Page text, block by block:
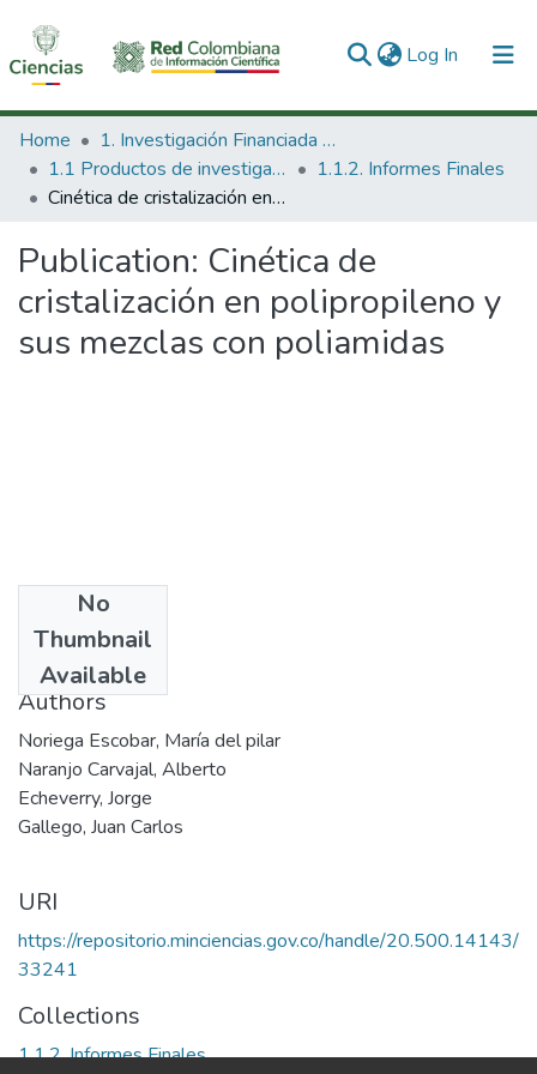
Log In (current)
Communities & Collections
All of DSpace
Home
1. Investigación Financiada con Recursos Públicos
1.1 Productos de investigación
1.1.2. Informes Finales
Cinética de cristalización en polipropileno y sus mezclas con poliamidas
Publication: Cinética de
cristalización en polipropileno y
sus mezclas con poliamidas
No
Thumbnail
Available
[2005-08-05]
Authors
Noriega Escobar, María del pilar
Naranjo Carvajal, Alberto
Echeverry, Jorge
Gallego, Juan Carlos
URI
https://repositorio.minciencias.gov.co/handle/20.500.14143/
33241
Collections
1.1.2. Informes Finales